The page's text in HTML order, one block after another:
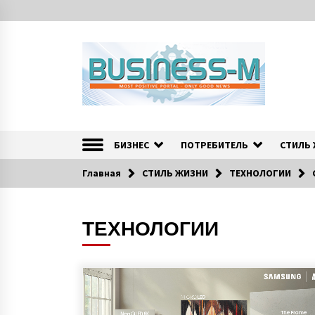
k
БИЗНЕС ПОТРЕБИТЕЛЬ СТИЛЬ
Главная СТИЛЬ ЖИЗНИ ТЕХНОЛОГИИ
ТЕХНОЛОГИИ